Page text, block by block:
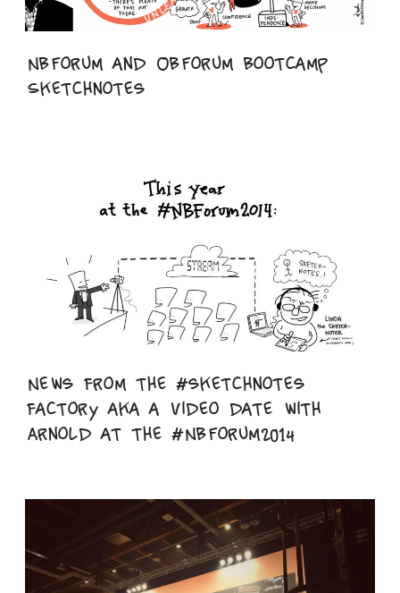
NBForum and OBForum Bootcamp
Sketchnotes
News from the #sketchnotes
factory aka a video date with
Arnold at the #NBForum2014